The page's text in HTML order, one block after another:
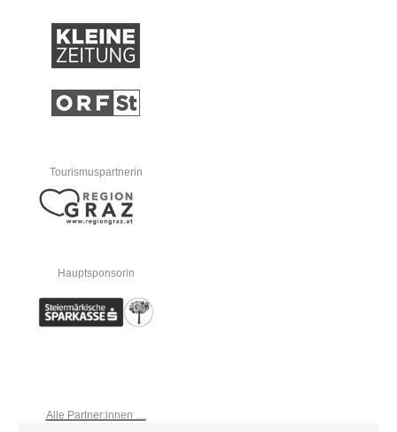
Tourismuspartnerin
Hauptsponsorin
Alle Partner:innen …